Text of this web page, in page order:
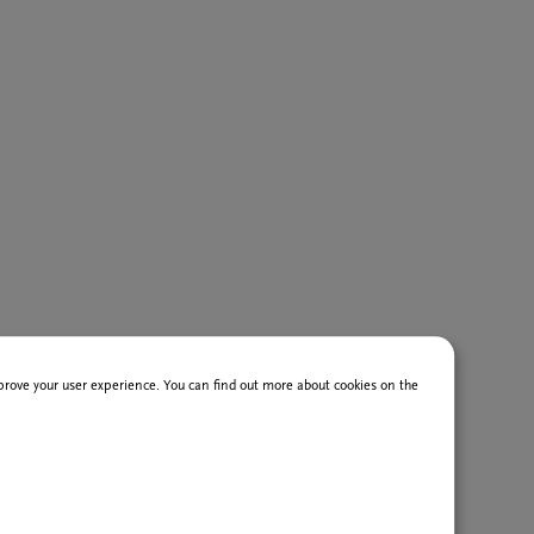
your user experience. You can find out more about cookies on the